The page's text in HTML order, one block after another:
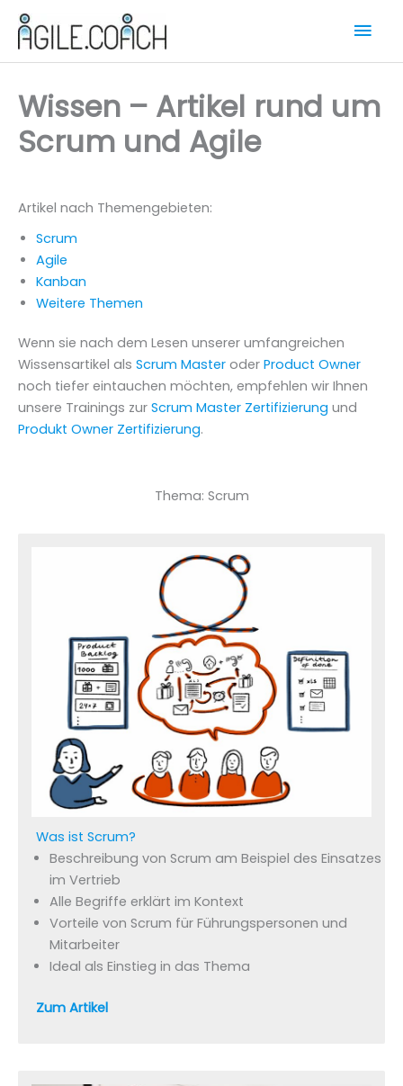
Zum
Inhalt
springen
Wissen – Artikel rund um
Scrum und Agile
Artikel nach Themengebieten:
Scrum
Agile
Kanban
Weitere Themen
Wenn sie nach dem Lesen unserer umfangreichen
Wissensartikel als Scrum Master oder Product Owner
noch tiefer eintauchen möchten, empfehlen wir Ihnen
unsere Trainings zur Scrum Master Zertifizierung und
Produkt Owner Zertifizierung.
Thema: Scrum
Was ist Scrum?
Beschreibung von Scrum am Beispiel des Einsatzes
im Vertrieb
Alle Begriffe erklärt im Kontext
Vorteile von Scrum für Führungspersonen und
Mitarbeiter
Ideal als Einstieg in das Thema
Zum Artikel